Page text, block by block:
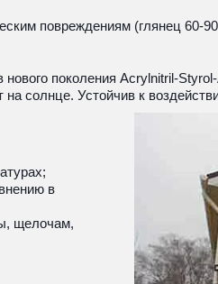
повреждениям (глянец 60-
поколения Acrylnitril-
солнце. Устойчив к
в
щелочам,